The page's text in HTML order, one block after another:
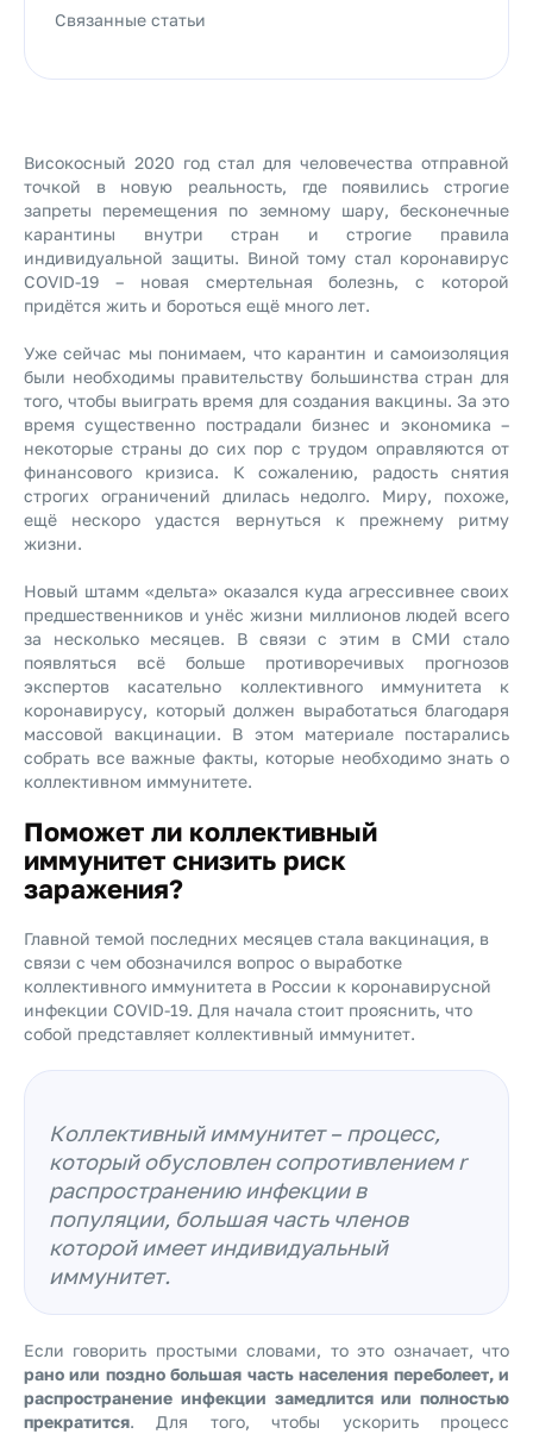
Високосный 2020 год стал для человечества отправной
точкой в новую реальность, где появились строгие
запреты перемещения по земному шару, бесконечные
карантины внутри стран и строгие правила
индивидуальной защиты. Виной тому стал коронавирус
COVID-19 – новая смертельная болезнь, с которой
придётся жить и бороться ещё много лет.
Уже сейчас мы понимаем, что карантин и самоизоляция
были необходимы правительству большинства стран для
того, чтобы выиграть время для создания вакцины. За это
время существенно пострадали бизнес и экономика –
некоторые страны до сих пор с трудом оправляются от
финансового кризиса. К сожалению, радость снятия
строгих ограничений длилась недолго. Миру, похоже,
ещё нескоро удастся вернуться к прежнему ритму
жизни.
Новый штамм «дельта» оказался куда агрессивнее своих
предшественников и унёс жизни миллионов людей всего
за несколько месяцев. В связи с этим в СМИ стало
появляться всё больше противоречивых прогнозов
экспертов касательно коллективного иммунитета к
коронавирусу, который должен выработаться благодаря
массовой вакцинации. В этом материале постарались
собрать все важные факты, которые необходимо знать о
коллективном иммунитете.
Поможет ли коллективный
иммунитет снизить риск
заражения?
Главной темой последних месяцев стала вакцинация, в
связи с чем обозначился вопрос о выработке
коллективного иммунитета в России к коронавирусной
инфекции COVID-19. Для начала стоит прояснить, что
собой представляет коллективный иммунитет.
Коллективный иммунитет – процесс,
который обусловлен сопротивлением r
распространению инфекции в
популяции, большая часть членов
которой имеет индивидуальный
иммунитет.
Если говорить простыми словами, то это означает, что
рано или поздно большая часть населения переболеет, и
распространение инфекции замедлится или полностью
прекратится. Для того, чтобы ускорить процесс
Связанные статьи